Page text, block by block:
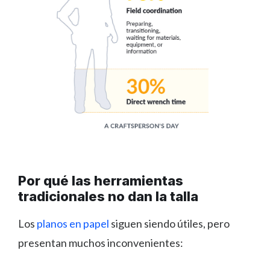
Por qué las herramientas
tradicionales no dan la talla
Los planos en papel siguen siendo útiles, pero
presentan muchos inconvenientes: